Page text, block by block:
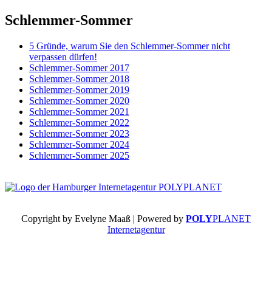
Schlemmer-Sommer
5 Gründe, warum Sie den Schlemmer-Sommer nicht
verpassen dürfen!
Schlemmer-Sommer 2017
Schlemmer-Sommer 2018
Schlemmer-Sommer 2019
Schlemmer-Sommer 2020
Schlemmer-Sommer 2021
Schlemmer-Sommer 2022
Schlemmer-Sommer 2023
Schlemmer-Sommer 2024
Schlemmer-Sommer 2025
Copyright by Evelyne Maaß | Powered by POLYPLANET
Internetagentur